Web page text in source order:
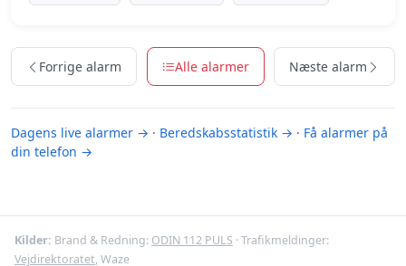
Forrige alarm Alle alarmer Næste alarm
Dagens live alarmer → · Beredskabsstatistik → · Få alarmer på
din telefon →
Kilder: Brand & Redning: ODIN 112 PULS · Trafikmeldinger:
Vejdirektoratet, Waze